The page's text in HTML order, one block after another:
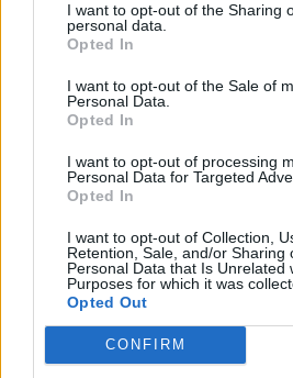
I want to opt-out of the Sharing
personal data.
Opted In
I want to opt-out of the Sale of
Personal Data.
Opted In
I want to opt-out of processing
Personal Data for Targeted
Opted In
I want to opt-out of Collection,
Retention, Sale, and/or Sharing
Personal Data that Is Unrelated
Purposes for which it was
Opted Out
CONFIRM
Σύμφωνα με την τελευταία
εξαμηνιαίας έρευνας EY
Country Attractiveness Index
βελτίωσε τη θέση της
(ΑΠΕ), καθώςανέβηκε από
του προσαρμοσμένου
, που εξετάζει τις
προσαρμοσμένες σύμφωνα
ΑΕΠ τους. Συγχρόνως, η
θέση του γενικού δείκτη,
που βρισκόταν πριν έξι μήνες.